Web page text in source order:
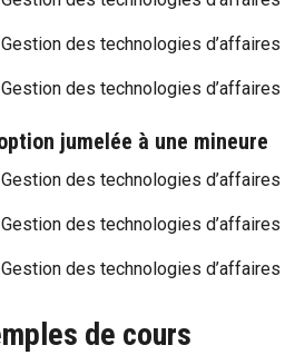
Gestion des technologies d’affaires
Gestion des technologies
jumelée à une mineure
Gestion des technologies
Gestion des technologies
Gestion des technologies
de cours